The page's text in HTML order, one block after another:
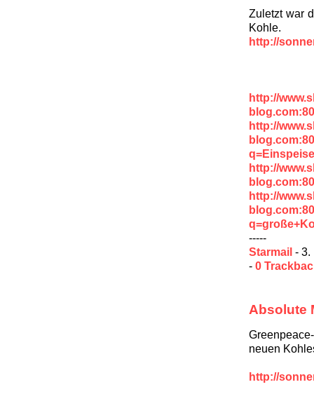
Zuletzt war
Kohle.
http://
http://
http://
http://
http://
-----
Starmail - 3.
- 0
Absolute
neuen
http://